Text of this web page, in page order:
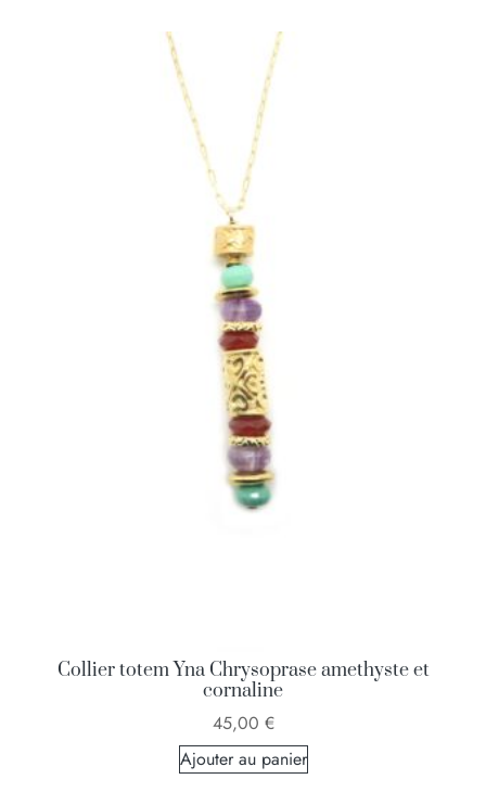
Collier totem Yna Chrysoprase amethyste et
cornaline
45,00 €
Ajouter au panier